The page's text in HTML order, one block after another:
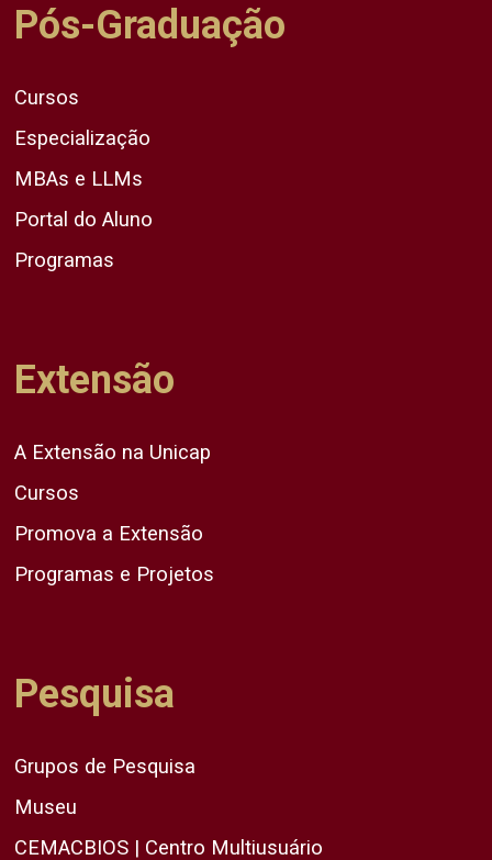
Pós-Graduação
Cursos
Especialização
MBAs e LLMs
Portal do Aluno
Programas
Extensão
A Extensão na Unicap
Cursos
Promova a Extensão
Programas e Projetos
Pesquisa
Grupos de Pesquisa
Museu
CEMACBIOS | Centro Multiusuário